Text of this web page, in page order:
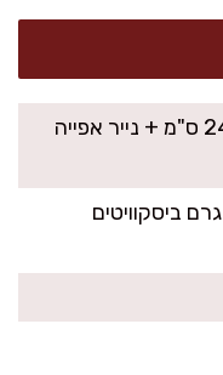
: תבנית קפיצית 22–24 ס"מ + נייר אפייה
: 250 גרם ביסקוויטים